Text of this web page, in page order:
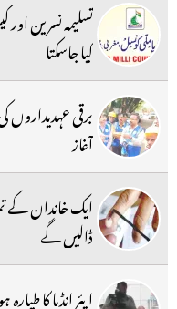
تسلیمہ نسرین اور
کیا جاسکتا
برقی عہدیداروں
آغاز
ایک خاندان کے
ڈالیں گے